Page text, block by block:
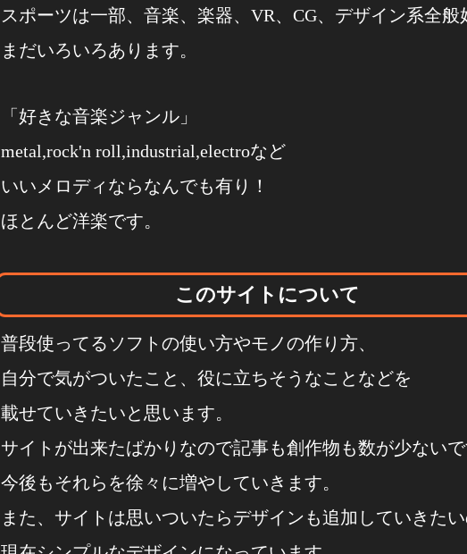
スポーツは一部、音楽、楽器、VR、CG、デザイン系全般
まだいろいろあります。
「好きな音楽ジャンル」
metal,rock'n roll,industrial,electroなど
いいメロディならなんでも有り！
ほとんど洋楽です。
このサイトについて
普段使ってるソフトの使い方やモノの作り方、
自分で気がついたこと、役に立ちそうなことなどを
載せていきたいと思います。
サイトが出来たばかりなので記事も創作物も数が少ないで
今後もそれらを徐々に増やしていきます。
また、サイトは思いついたらデザインも追加していきた